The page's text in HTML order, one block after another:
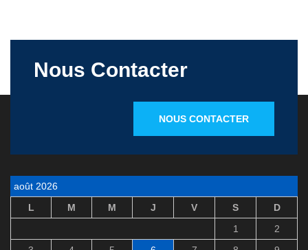
Nous Contacter
NOUS CONTACTER
août 2026
L
M M J V S
D
1
2